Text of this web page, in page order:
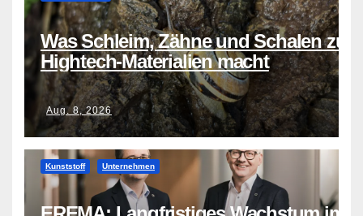
Was Schleim, Zähne und Schalen zu
Hightech-Materialien macht
Aug. 8, 2026
Kunststoff Unternehmen